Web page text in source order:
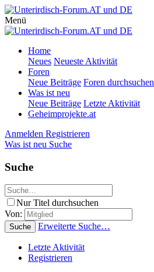
Menü
Home
Neues Neueste Aktivität
Foren
Neue Beiträge Foren durchsuchen
Was ist neu
Neue Beiträge Letzte Aktivität
Geheimprojekte.at
Anmelden Registrieren
Was ist neu Suche
Suche
Nur Titel durchsuchen
Von:
Suche Erweiterte Suche…
Letzte Aktivität
Registrieren